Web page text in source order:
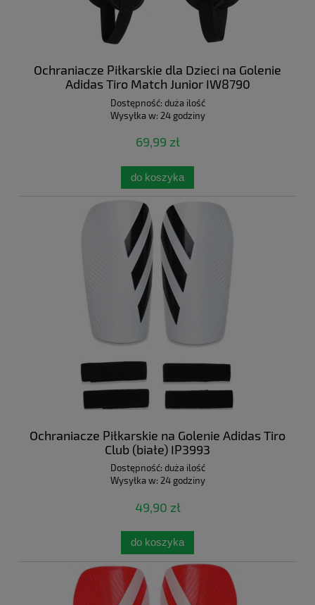
Ochraniacze Piłkarskie dla Dzieci na Golenie
Adidas Tiro Match Junior IW8790
Dostępność: duża ilość
Wysyłka w: 24 godziny
69,99 zł
do koszyka
Ochraniacze Piłkarskie na Golenie Adidas Tiro
Club (białe) IP3993
Dostępność: duża ilość
Wysyłka w: 24 godziny
49,90 zł
do koszyka